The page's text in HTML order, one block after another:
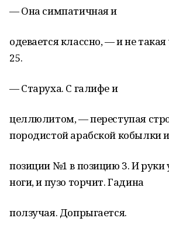
— Она симпатичная и
одевается классно, — и не
25.
— Старуха. С галифе и
целлюлитом, — переступая
породистой арабской кобылки
позиции №1 в позицию 3. И руки
ноги, и пузо торчит. Гадина
ползучая. Допрыгается.